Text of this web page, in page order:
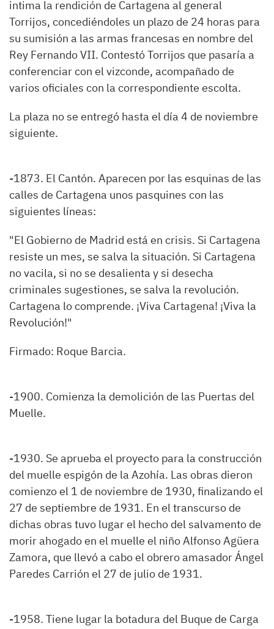
intima la rendición de Cartagena al general
Torrijos, concediéndoles un plazo de 24 horas para
su sumisión a las armas francesas en nombre del
Rey Fernando VII. Contestó Torrijos que pasaría a
conferenciar con el vizconde, acompañado de
varios oficiales con la correspondiente escolta.
La plaza no se entregó hasta el día 4 de noviembre
siguiente.
-1873. El Cantón. Aparecen por las esquinas de las
calles de Cartagena unos pasquines con las
siguientes líneas:
"El Gobierno de Madrid está en crisis. Si Cartagena
resiste un mes, se salva la situación. Si Cartagena
no vacila, si no se desalienta y si desecha
criminales sugestiones, se salva la revolución.
Cartagena lo comprende. ¡Viva Cartagena! ¡Viva la
Revolución!"
Firmado: Roque Barcia.
-1900. Comienza la demolición de las Puertas del
Muelle.
-1930. Se aprueba el proyecto para la construcción
del muelle espigón de la Azohía. Las obras dieron
comienzo el 1 de noviembre de 1930, finalizando el
27 de septiembre de 1931. En el transcurso de
dichas obras tuvo lugar el hecho del salvamento de
morir ahogado en el muelle el niño Alfonso Agüera
Zamora, que llevó a cabo el obrero amasador Ángel
Paredes Carrión el 27 de julio de 1931.
-1958. Tiene lugar la botadura del Buque de Carga